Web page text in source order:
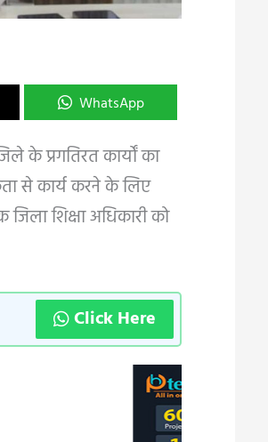
WhatsApp
के प्रगतिरत कार्यों का
से कार्य करने के लिए
शिक्षा अधिकारी को
Click Here